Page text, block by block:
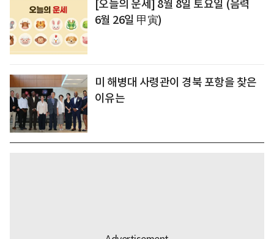
[오늘의 운세] 8월 8일 토요일 (음력
6월 26일 甲寅)
미 해병대 사령관이 경북 포항을 찾은
이유는